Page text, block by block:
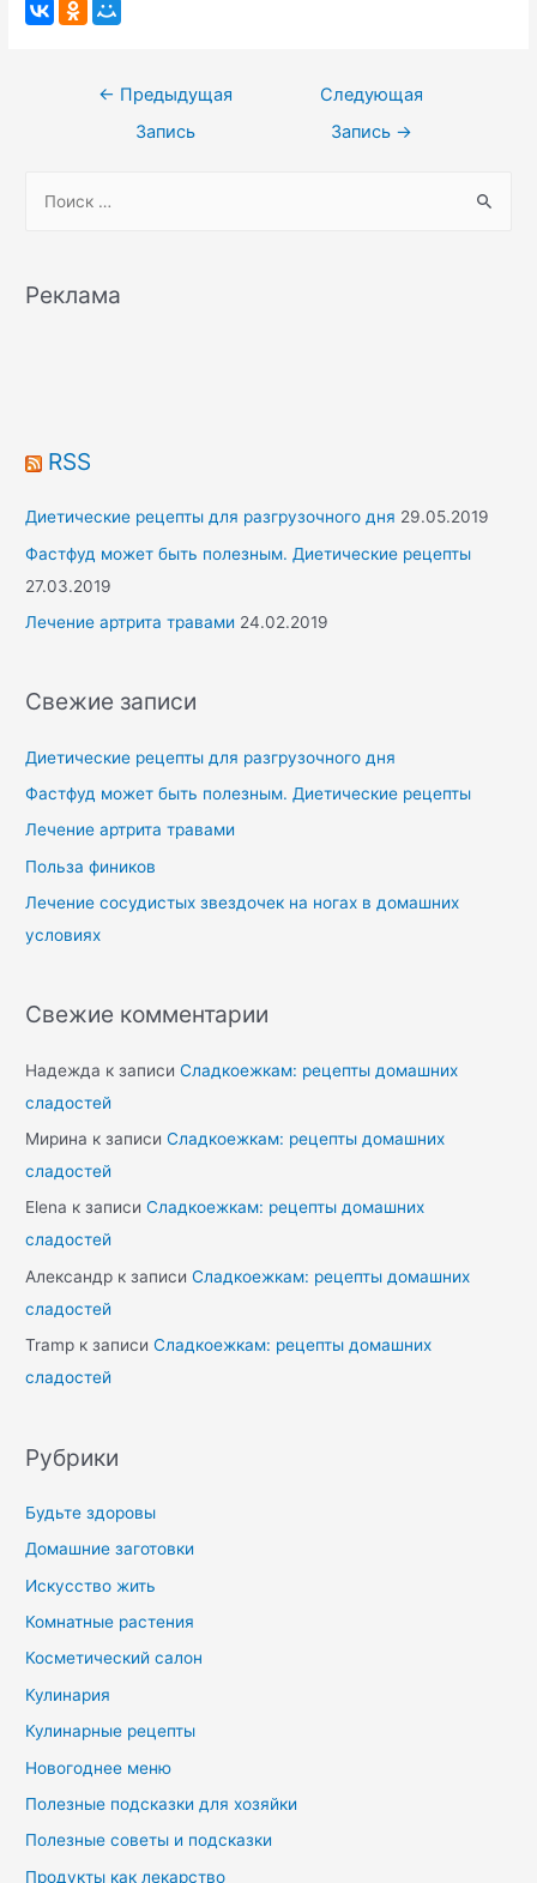
Навигация
← Предыдущая
Запись
Следующая
Запись →
r
:
Реклама
RSS
Диетические рецепты для разгрузочного дня 29.05.2019
Фастфуд может быть полезным. Диетические рецепты
27.03.2019
Лечение артрита травами 24.02.2019
Свежие записи
Диетические рецепты для разгрузочного дня
Фастфуд может быть полезным. Диетические рецепты
Лечение артрита травами
Польза фиников
Лечение сосудистых звездочек на ногах в домашних
условиях
Свежие комментарии
Надежда к записиСладкоежкам: рецепты домашних
сладостей
Мирина к записиСладкоежкам: рецепты домашних
сладостей
Elena к записиСладкоежкам: рецепты домашних
сладостей
Александр к записиСладкоежкам: рецепты домашних
сладостей
Tramp к записиСладкоежкам: рецепты домашних
сладостей
Рубрики
Будьте здоровы
Домашние заготовки
Искусство жить
Комнатные растения
Косметический салон
Кулинария
Кулинарные рецепты
Новогоднее меню
Полезные подсказки для хозяйки
Полезные советы и подсказки
Продукты как лекарство